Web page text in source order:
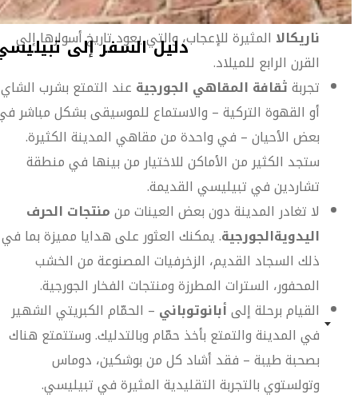
دليل السفر إلى
التمتع بالإطلالة الرائعة على المدينة من أعلىقلعة
ناريكالا المثيرة للإعجاب، والتي يعود تاريخ أسوارها إلى
القرن الرابع للميلاد.
تجربةثقافة المقاهي الجورجية عند التمتع بشرب الشاي
أو القهوة التركية – والاستماع للموسيقى بشكل مباشر
بعض الأحيان – في واحدة من مقاهي المدينة الكثيرة.
ستجد الكثير من الأماكن للاختيار من بينها في منطقة
تشاردين في تبيليسي القديمة.
لا تغادر المدينة دون بعض العينات منمنتجات الحرف
اليدويةالجورجية. يمكنك العثور على هدايا مميزة بما في
ذلك السجاد القديم، الزخرفيات المصنوعة من الخشب
المحفور، السترات المطرزة ومنتجات الفخار الجورجية.
القيام برحلة إلىأبانوتوباني – الحمّام الكبريتي الشهير
في المدينة والتمتع بأخذ حمّام وبالتدليك. وستتمتع هناك
بصحبة طيبة – فقد أشاد كل من بوشكين، دوماس
وتولستوي بالتجربة التقليدية المثيرة في تبيليسي.